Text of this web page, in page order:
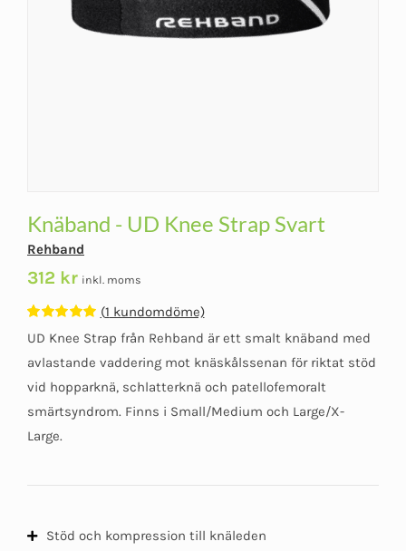
Knäband - UD Knee Strap Svart
Rehband
312 kr inkl. moms
Betygsatt
5.00 av 5
baserat på
1
(1 kundomdöme)
UD Knee Strap från Rehband är ett smalt knäband med
avlastande vaddering mot knäskålssenan för riktat stöd
vid hopparknä, schlatterknä och patellofemoralt
smärtsyndrom. Finns i Small/Medium och Large/X-
Large.
Stöd och kompression till knäleden